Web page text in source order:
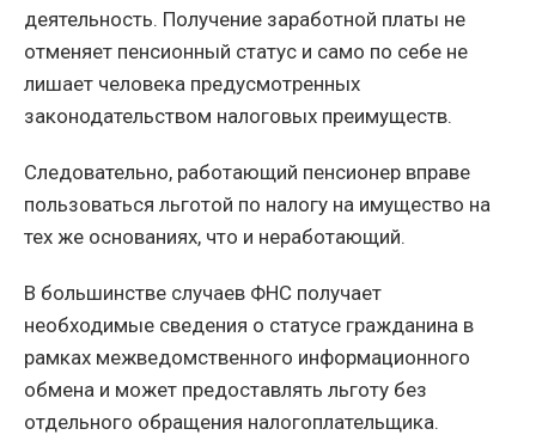
деятельность. Получение заработной платы не
отменяет пенсионный статус и само по себе не
лишает человека предусмотренных
законодательством налоговых преимуществ.
Следовательно, работающий пенсионер вправе
пользоваться льготой по налогу на имущество на
тех же основаниях, что и неработающий.
В большинстве случаев ФНС получает
необходимые сведения о статусе гражданина в
рамках межведомственного информационного
обмена и может предоставлять льготу без
отдельного обращения налогоплательщика.